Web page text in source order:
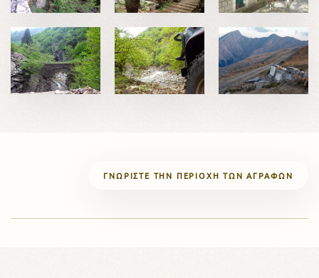
ΓΝΩΡΊΣΤΕ ΤΗΝ ΠΕΡΙΟΧΉ ΤΩΝ ΑΓΡΆΦΩΝ